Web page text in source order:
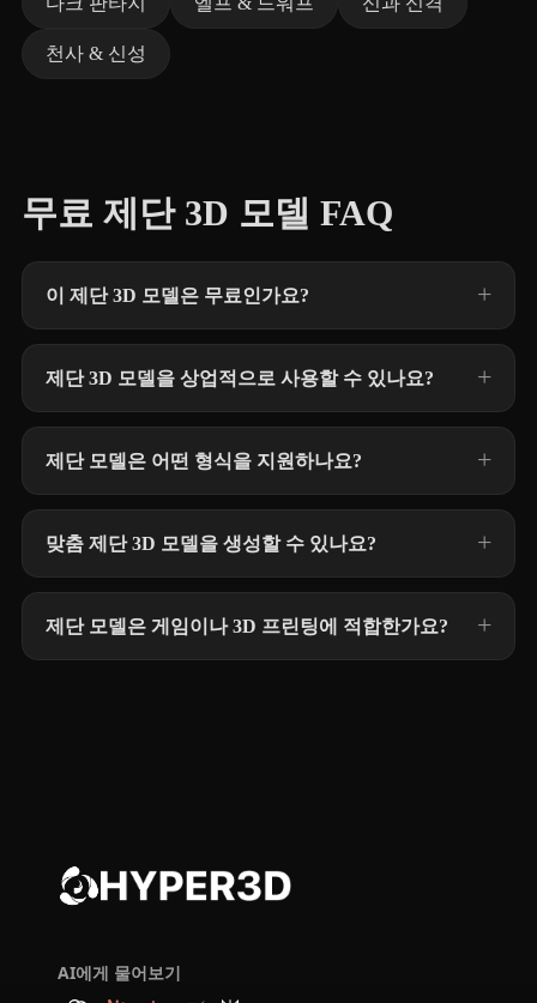
천사 & 신성
무료 제단 3D 모델 FAQ
이 제단 3D 모델은 무료인가요?
제단 3D 모델을 상업적으로 사용할 수 있나요?
제단 모델은 어떤 형식을 지원하나요?
맞춤 제단 3D 모델을 생성할 수 있나요?
제단 모델은 게임이나 3D 프린팅에 적합한가요?
AI에게 물어보기